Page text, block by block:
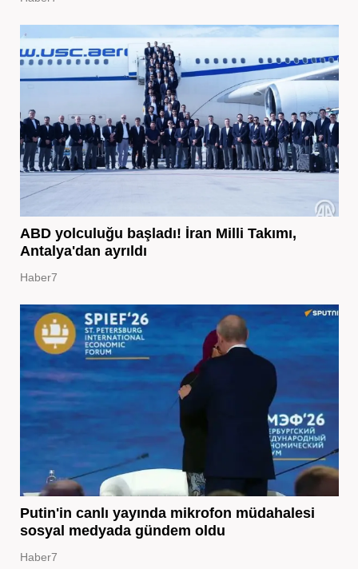
ABD yolculuğu başladı! İran Milli Takımı,
Antalya'dan ayrıldı
Haber7
Putin'in canlı yayında mikrofon müdahalesi
sosyal medyada gündem oldu
Haber7